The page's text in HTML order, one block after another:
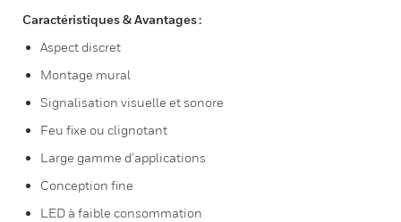
Caractéristiques & Avantages :
Aspect discret
Montage mural
Signalisation visuelle et sonore
Feu fixe ou clignotant
Large gamme d’applications
Conception fine
LED à faible consommation